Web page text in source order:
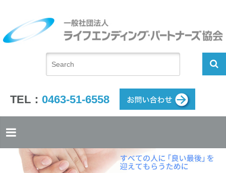
TEL： 0463-51-6558